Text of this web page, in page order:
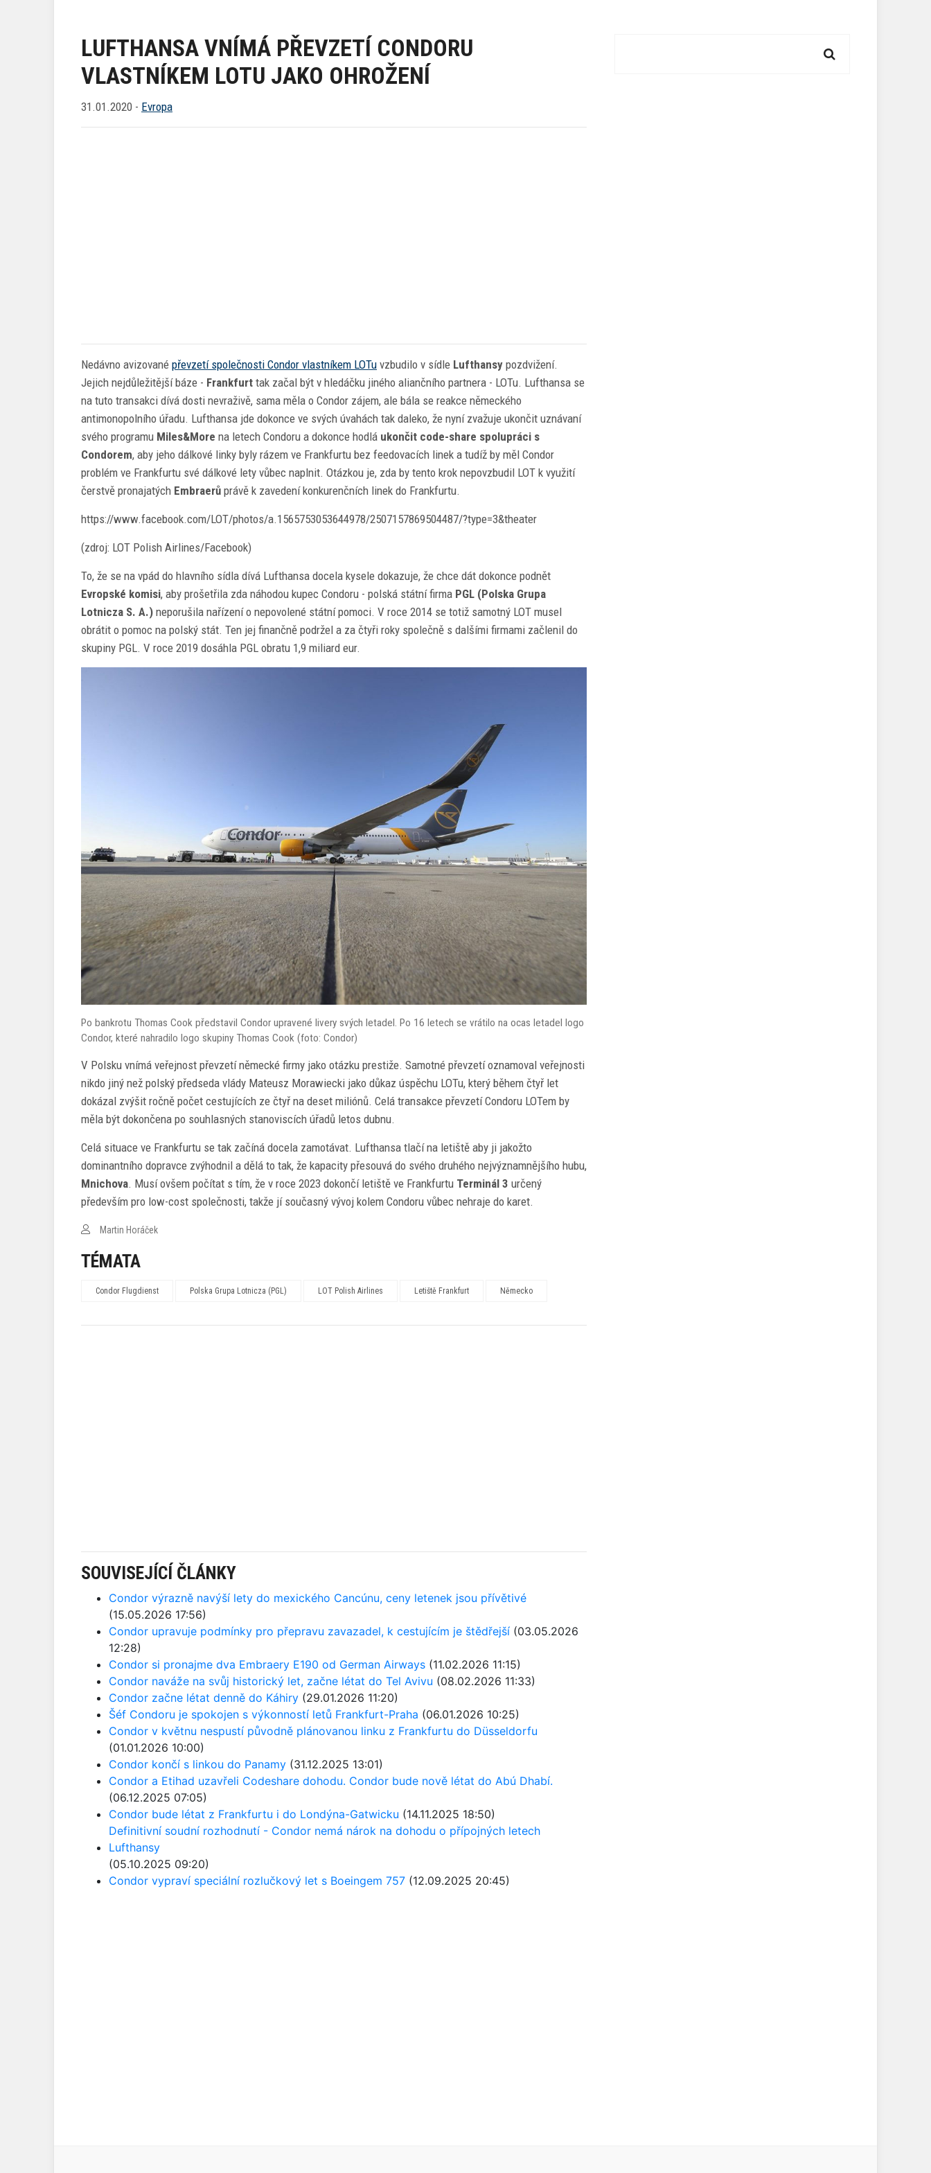
LUFTHANSA VNÍMÁ PŘEVZETÍ CONDORU
VLASTNÍKEM LOTU JAKO OHROŽENÍ
31.01.2020 - Evropa
Nedávno avizované převzetí společnosti Condor vlastníkem LOTu vzbudilo v sídle Lufthansy pozdvižení.
Jejich nejdůležitější báze - Frankfurt tak začal být v hledáčku jiného aliančního partnera - LOTu. Lufthansa se
na tuto transakci dívá dosti nevraživě, sama měla o Condor zájem, ale bála se reakce německého
antimonopolního úřadu. Lufthansa jde dokonce ve svých úvahách tak daleko, že nyní zvažuje ukončit uznávaní
svého programu Miles&More na letech Condoru a dokonce hodlá ukončit code-share spolupráci s
Condorem, aby jeho dálkové linky byly rázem ve Frankfurtu bez feedovacích linek a tudíž by měl Condor
problém ve Frankfurtu své dálkové lety vůbec naplnit. Otázkou je, zda by tento krok nepovzbudil LOT k využití
čerstvě pronajatých Embraerů právě k zavedení konkurenčních linek do Frankfurtu.
https://www.facebook.com/LOT/photos/a.1565753053644978/2507157869504487/?type=3&theater
(zdroj: LOT Polish Airlines/Facebook)
To, že se na vpád do hlavního sídla dívá Lufthansa docela kysele dokazuje, že chce dát dokonce podnět
Evropské komisi, aby prošetřila zda náhodou kupec Condoru - polská státní firma PGL (Polska Grupa
Lotnicza S. A.) neporušila nařízení o nepovolené státní pomoci. V roce 2014 se totiž samotný LOT musel
obrátit o pomoc na polský stát. Ten jej finančně podržel a za čtyři roky společně s dalšími firmami začlenil do
skupiny PGL. V roce 2019 dosáhla PGL obratu 1,9 miliard eur.
Po bankrotu Thomas Cook představil Condor upravené livery svých letadel. Po 16 letech se vrátilo na ocas letadel logo
Condor, které nahradilo logo skupiny Thomas Cook (foto: Condor)
V Polsku vnímá veřejnost převzetí německé firmy jako otázku prestiže. Samotné převzetí oznamoval veřejnosti
nikdo jiný než polský předseda vlády Mateusz Morawiecki jako důkaz úspěchu LOTu, který během čtyř let
dokázal zvýšit ročně počet cestujících ze čtyř na deset miliónů. Celá transakce převzetí Condoru LOTem by
měla být dokončena po souhlasných stanoviscích úřadů letos dubnu.
Celá situace ve Frankfurtu se tak začíná docela zamotávat. Lufthansa tlačí na letiště aby ji jakožto
dominantního dopravce zvýhodnil a dělá to tak, že kapacity přesouvá do svého druhého nejvýznamnějšího hubu,
Mnichova. Musí ovšem počítat s tím, že v roce 2023 dokončí letiště ve Frankfurtu Terminál 3 určený
především pro low-cost společnosti, takže jí současný vývoj kolem Condoru vůbec nehraje do karet.
Martin Horáček
TÉMATA
Condor Flugdienst Polska Grupa Lotnicza (PGL) LOT Polish Airlines Letiště Frankfurt Německo
SOUVISEJÍCÍ ČLÁNKY
Condor výrazně navýší lety do mexického Cancúnu, ceny letenek jsou přívětivé
(15.05.2026 17:56)
Condor upravuje podmínky pro přepravu zavazadel, k cestujícím je štědřejší (03.05.2026
12:28)
Condor si pronajme dva Embraery E190 od German Airways (11.02.2026 11:15)
Condor naváže na svůj historický let, začne létat do Tel Avivu (08.02.2026 11:33)
Condor začne létat denně do Káhiry (29.01.2026 11:20)
Šéf Condoru je spokojen s výkonností letů Frankfurt-Praha (06.01.2026 10:25)
Condor v květnu nespustí původně plánovanou linku z Frankfurtu do Düsseldorfu
(01.01.2026 10:00)
Condor končí s linkou do Panamy (31.12.2025 13:01)
Condor a Etihad uzavřeli Codeshare dohodu. Condor bude nově létat do Abú Dhabí.
(06.12.2025 07:05)
Condor bude létat z Frankfurtu i do Londýna-Gatwicku (14.11.2025 18:50)
Definitivní soudní rozhodnutí - Condor nemá nárok na dohodu o přípojných letech
Lufthansy
(05.10.2025 09:20)
Condor vypraví speciální rozlučkový let s Boeingem 757 (12.09.2025 20:45)